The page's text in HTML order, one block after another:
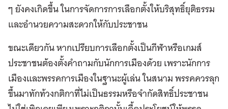
ๆ ยังคงเกิดขึ้น ในการจัดการการเลือกตั้งให้บริสุทธิ์ยุติธรรม
และอำนวยความสะดวกให้กับประชาชน
ขณะเดียวกัน หากเปรียบการเลือกตั้งเป็นกีฬาหรือเกมส์
ประชาชนต้องตั้งคำถามกับนักการเมืองด้วย เพราะนักการ
เมืองและพรรคการเมืองในฐานะผู้เล่น ในสนาม พรรคควรลุก
ขึ้นมาทักท้วงกติกาที่ไม่เป็นธรรมหรือจำกัดสิทธิ์ประชาชน